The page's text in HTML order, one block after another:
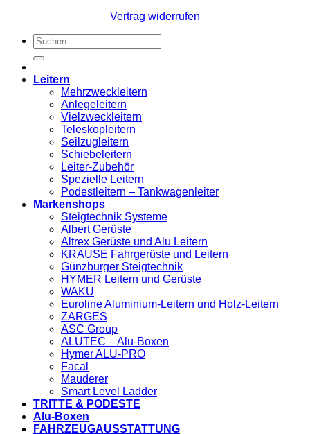
Vertrag widerrufen
Suchen
nach:
Leitern
Mehrzweckleitern
Anlegeleitern
Vielzweckleitern
Teleskopleitern
Seilzugleitern
Schiebeleitern
Leiter-Zubehör
Spezielle Leitern
Podestleitern – Tankwagenleiter
Markenshops
Steigtechnik Systeme
Albert Gerüste
Altrex Gerüste und Alu Leitern
KRAUSE Fahrgerüste und Leitern
Günzburger Steigtechnik
HYMER Leitern und Gerüste
WAKÜ
Euroline Aluminium-Leitern und Holz-Leitern
ZARGES
ASC Group
ALUTEC – Alu-Boxen
Hymer ALU-PRO
Facal
Mauderer
Smart Level Ladder
TRITTE & PODESTE
Alu-Boxen
FAHRZEUGAUSSTATTUNG